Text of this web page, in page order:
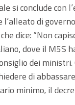
si conclude con
di
dice: “Non
dove il M5S
dei
di
minimo, il